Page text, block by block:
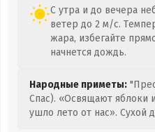
С утра и до вечера
ветер до 2 м/с.
жара, избегайте
начнется дождь.
Народные приметы:
Спас). «Освящают
ушло лето от нас». Сухой